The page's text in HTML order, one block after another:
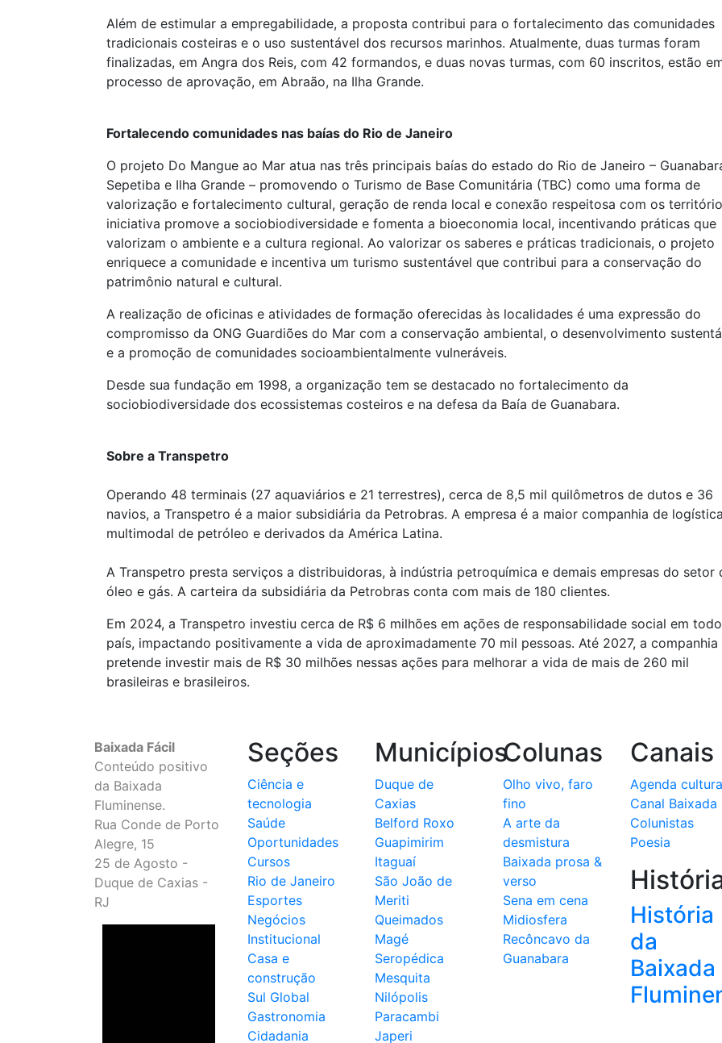
Além de estimular a empregabilidade, a proposta contribui para o fortalecimento das comunidades
tradicionais costeiras e o uso sustentável dos recursos marinhos. Atualmente, duas turmas foram
finalizadas, em Angra dos Reis, com 42 formandos, e duas novas turmas, com 60 inscritos, estão
processo de aprovação, em Abraão, na Ilha Grande.
Fortalecendo comunidades nas baías do Rio de Janeiro
O projeto Do Mangue ao Mar atua nas três principais baías do estado do Rio de Janeiro –
Sepetiba e Ilha Grande – promovendo o Turismo de Base Comunitária (TBC) como uma forma de
valorização e fortalecimento cultural, geração de renda local e conexão respeitosa com os
iniciativa promove a sociobiodiversidade e fomenta a bioeconomia local, incentivando práticas que
valorizam o ambiente e a cultura regional. Ao valorizar os saberes e práticas tradicionais, o projeto
enriquece a comunidade e incentiva um turismo sustentável que contribui para a conservação do
patrimônio natural e cultural.
A realização de oficinas e atividades de formação oferecidas às localidades é uma expressão do
compromisso da ONG Guardiões do Mar com a conservação ambiental, o desenvolvimento
e a promoção de comunidades socioambientalmente vulneráveis.
Desde sua fundação em 1998, a organização tem se destacado no fortalecimento da
sociobiodiversidade dos ecossistemas costeiros e na defesa da Baía de Guanabara.
Sobre a Transpetro
Operando 48 terminais (27 aquaviários e 21 terrestres), cerca de 8,5 mil quilômetros de dutos e 36
navios, a Transpetro é a maior subsidiária da Petrobras. A empresa é a maior companhia de logística
multimodal de petróleo e derivados da América Latina.
A Transpetro presta serviços a distribuidoras, à indústria petroquímica e demais empresas do setor
óleo e gás. A carteira da subsidiária da Petrobras conta com mais de 180 clientes.
Em 2024, a Transpetro investiu cerca de R$ 6 milhões em ações de responsabilidade social em
país, impactando positivamente a vida de aproximadamente 70 mil pessoas. Até 2027, a companhia
pretende investir mais de R$ 30 milhões nessas ações para melhorar a vida de mais de 260 mil
brasileiras e brasileiros.
Baixada Fácil
Conteúdo positivo
da Baixada
Fluminense.
Rua Conde de Porto
Alegre, 15
25 de Agosto -
Duque de Caxias -
RJ
Seções
Ciência e
tecnologia
Saúde
Oportunidades
Cursos
Rio de Janeiro
Esportes
Negócios
Institucional
Casa e
construção
Sul Global
Gastronomia
Cidadania
Municípios
Duque de
Caxias
Belford Roxo
Guapimirim
Itaguaí
São João de
Meriti
Queimados
Magé
Seropédica
Mesquita
Nilópolis
Paracambi
Japeri
Colunas
Olho vivo, faro
fino
A arte da
desmistura
Baixada prosa &
verso
Sena em cena
Midiosfera
Recôncavo da
Guanabara
Canais
Agenda
Canal Baixada
Colunistas
Poesia
História
da
Baixada